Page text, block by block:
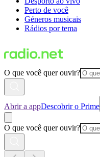
Perto de você
Géneros musicais
Rádios por tema
O que você quer ouvir?
Abrir a appDescobrir o Prime
O que você quer ouvir?